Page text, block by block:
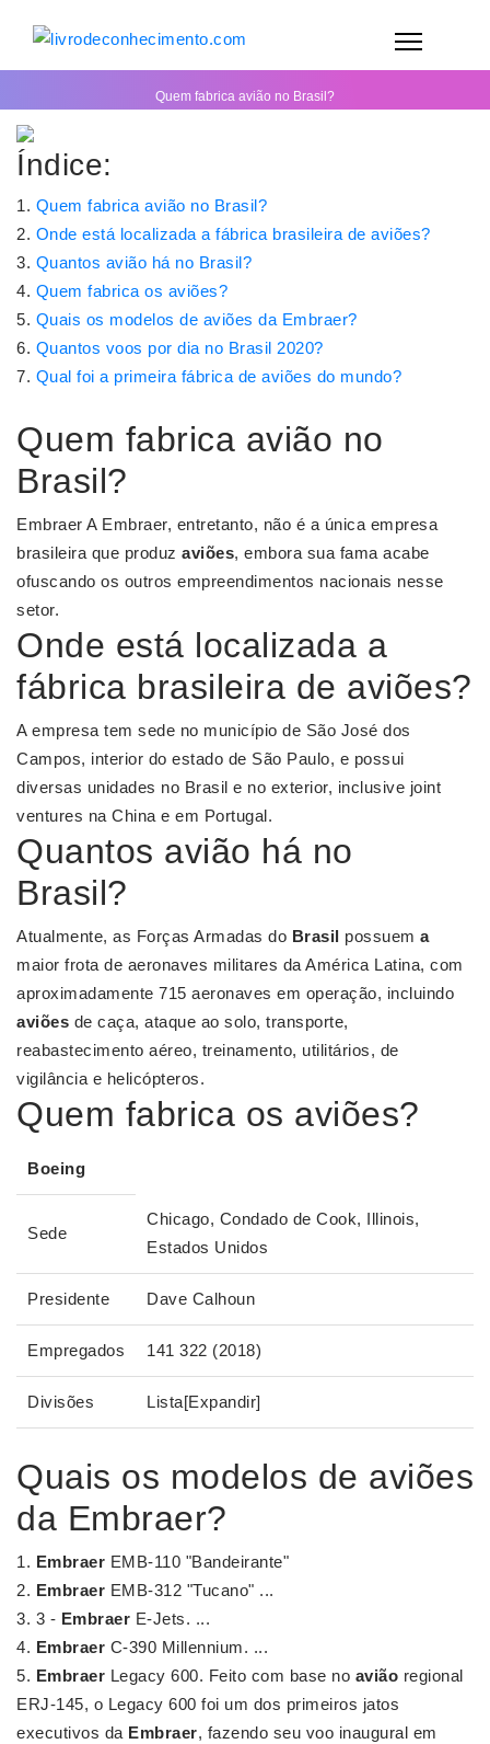
Quem fabrica avião no Brasil?
Índice:
Quem fabrica avião no Brasil?
Onde está localizada a fábrica brasileira de aviões?
Quantos avião há no Brasil?
Quem fabrica os aviões?
Quais os modelos de aviões da Embraer?
Quantos voos por dia no Brasil 2020?
Qual foi a primeira fábrica de aviões do mundo?
Quem fabrica avião no
Brasil?
Embraer A Embraer, entretanto, não é a única empresa
brasileira que produz aviões, embora sua fama acabe
ofuscando os outros empreendimentos nacionais nesse
setor.
Onde está localizada a
fábrica brasileira de aviões?
A empresa tem sede no município de São José dos
Campos, interior do estado de São Paulo, e possui
diversas unidades no Brasil e no exterior, inclusive joint
ventures na China e em Portugal.
Quantos avião há no
Brasil?
Atualmente, as Forças Armadas do Brasil possuem a
maior frota de aeronaves militares da América Latina, com
aproximadamente 715 aeronaves em operação, incluindo
aviões de caça, ataque ao solo, transporte,
reabastecimento aéreo, treinamento, utilitários, de
vigilância e helicópteros.
Quem fabrica os aviões?
Boeing
Sede
Chicago, Condado de Cook, Illinois,
Estados Unidos
Presidente Dave Calhoun
Empregados 141 322 (2018)
Divisões Lista[Expandir]
Quais os modelos de aviões
da Embraer?
Embraer EMB-110 "Bandeirante"
Embraer EMB-312 "Tucano" ...
3 - Embraer E-Jets. ...
Embraer C-390 Millennium. ...
Embraer Legacy 600. Feito com base no avião regional
ERJ-145, o Legacy 600 foi um dos primeiros jatos
executivos da Embraer, fazendo seu voo inaugural em